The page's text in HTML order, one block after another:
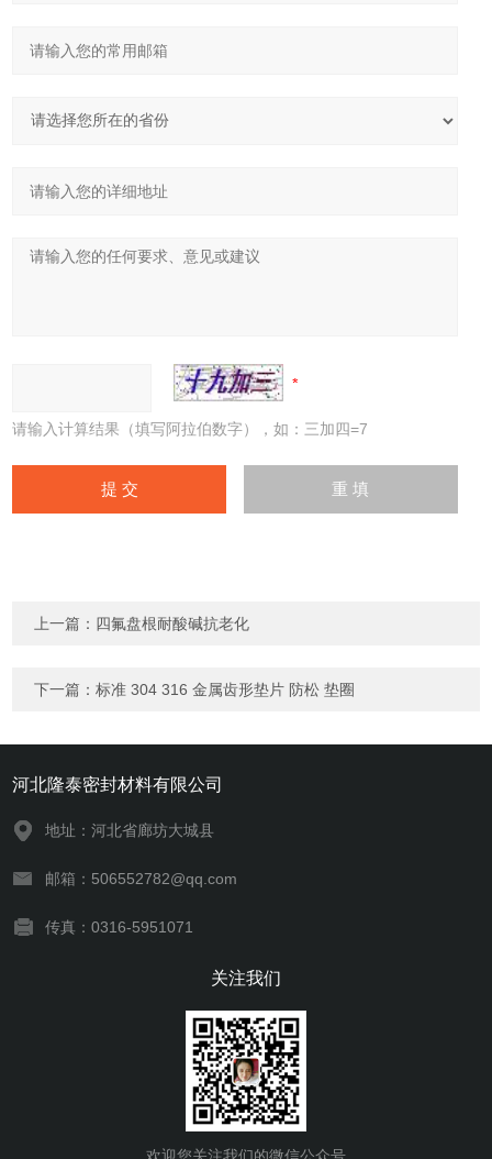
请输入计算结果（填写阿拉伯数字），如：三加四=7
上一篇： 四氟盘根耐酸碱抗老化
下一篇：标准 304 316 金属齿形垫片 防松 垫圈
河北隆泰密封材料有限公司
地址：河北省廊坊大城县
邮箱：506552782@qq.com
传真：0316-5951071
关注我们